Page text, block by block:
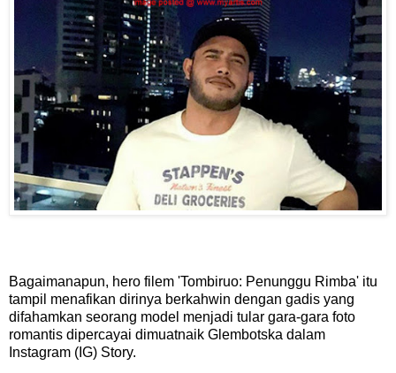
Bagaimanapun, hero filem 'Tombiruo: Penunggu Rimba' itu
tampil menafikan dirinya berkahwin dengan gadis yang
difahamkan seorang model menjadi tular gara-gara foto
romantis dipercayai dimuatnaik Glembotska dalam
Instagram (IG) Story.